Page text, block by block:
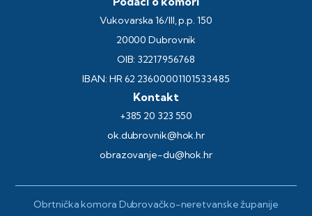
Vukovarska 16/III, p.p. 150
20000 Dubrovnik
OIB: 32217956768
IBAN: HR 62 23600001101533485
Kontakt
+385 20 323 550
ok.dubrovnik@hok.hr
obrazovanje-du@hok.hr
Obrtnička komora Dubrovačko-neretvanske županije